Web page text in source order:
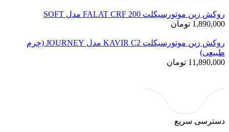
5,890,000 تومان
روکش زین موتورسیکلت FALAT CRF 200 مدل SOFT
1,890,000 تومان
روکش زین موتورسیکلت KAVIR C2 مدل JOURNEY (چرم
طبیعی)
11,890,000 تومان
دسترسی سریع